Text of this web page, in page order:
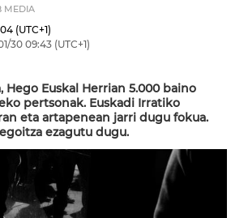
MEDIA
(UTC+1)
30 09:43 (UTC+1)
Hego Euskal Herrian 5.000 baino
pertsonak. Euskadi Irratiko
eta artapenean jarri dugu fokua.
ezagutu dugu.